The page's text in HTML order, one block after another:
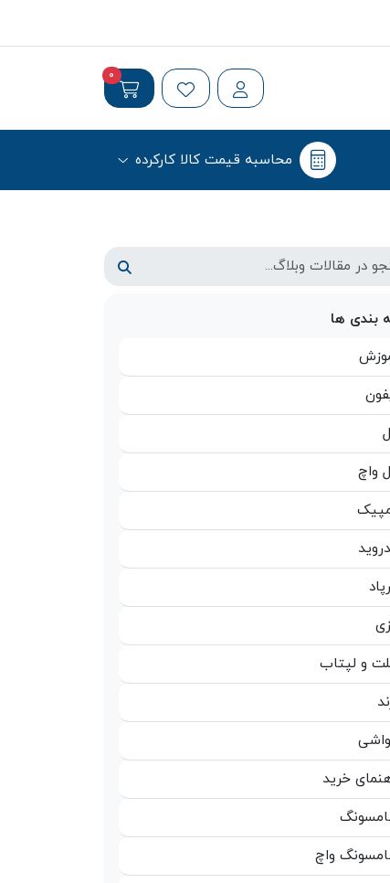
0
محاسبه قیمت کالا کارکرده
بندی ها
واچ
و لپتاب
خرید
واچ